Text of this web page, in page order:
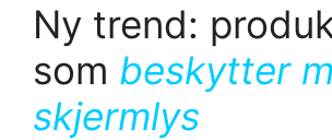
Ny trend:
som beskytter
skjermlys